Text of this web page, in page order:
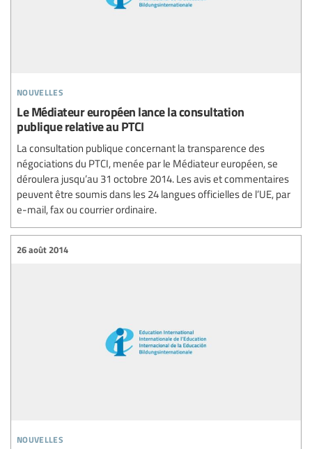
nouvelles
Le Médiateur européen lance la consultation
publique relative au PTCI
La consultation publique concernant la transparence des
négociations du PTCI, menée par le Médiateur européen, se
déroulera jusqu’au 31 octobre 2014. Les avis et commentaires
peuvent être soumis dans les 24 langues officielles de l’UE, par
e-mail, fax ou courrier ordinaire.
nouvelles
26 août 2014